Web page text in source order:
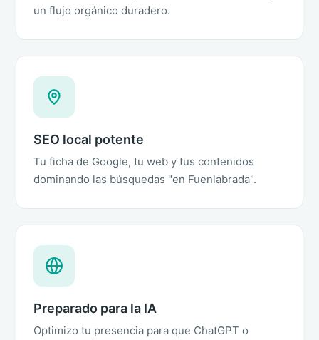
un flujo orgánico duradero.
SEO local potente
Tu ficha de Google, tu web y tus contenidos
dominando las búsquedas "en Fuenlabrada".
Preparado para la IA
Optimizo tu presencia para que ChatGPT o